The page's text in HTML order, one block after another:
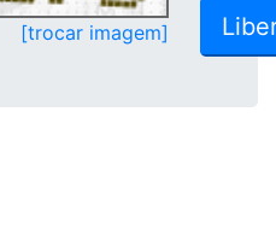
[trocar imagem]